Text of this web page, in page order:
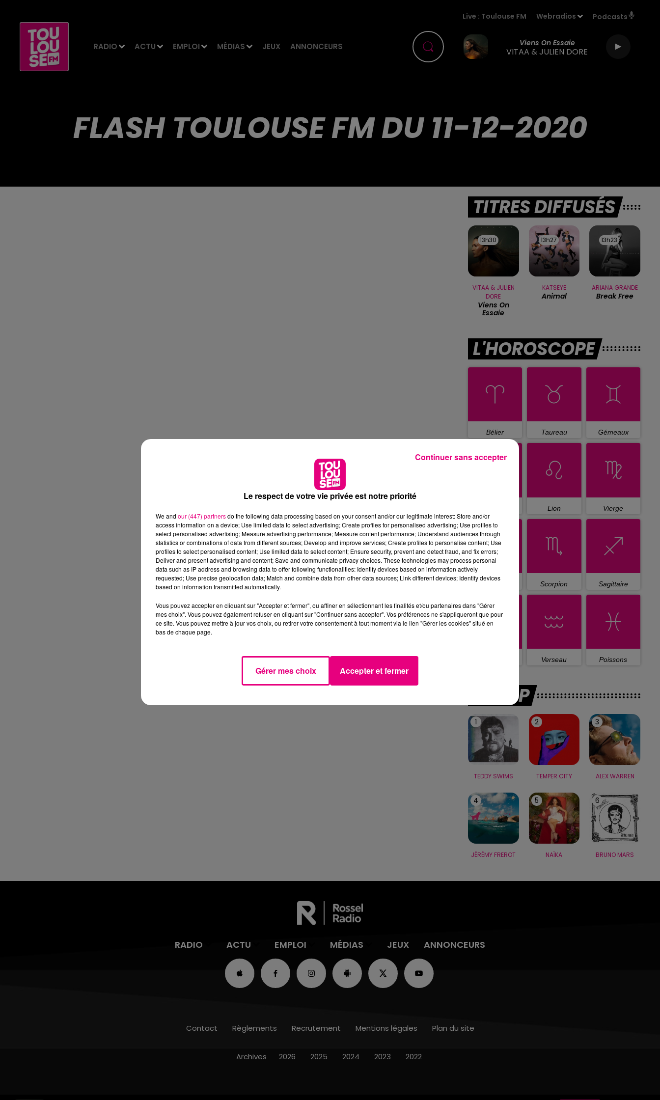
RADIO ACTU EMPLOI MÉDIAS JEUX ANNONCEURS
Live : Toulouse FM Webradios Podcasts
Viens On Essaie
VITAA & JULIEN DORE
FLASH TOULOUSE FM DU 11-12-2020
TITRES DIFFUSÉS
13h30
13h30
VITAA & JULIEN
DORE
Viens On
Essaie
13h27
13h27
KATSEYE
Animal
13h23
13h23
ARIANA GRANDE
Break Free
L'HOROSCOPE
Bélier Taureau Gémeaux
Lion Vierge
Scorpion Sagittaire
Verseau Poissons
LE TOP
1
TEDDY SWIMS
2
TEMPER CITY
3
ALEX WARREN
4
JÉRÉMY FREROT
5
NAÏKA
6
BRUNO MARS
RADIO ACTU EMPLOI MÉDIAS JEUX ANNONCEURS
Contact Règlements Recrutement Mentions légales Plan du site
Archives 2026 2025 2024 2023 2022
Le respect de votre vie privée est notre priorité
We and our (447) partnersdo the following data processing based on your consent and/or our legitimate interest: Store and/or
access information on a device; Use limited data to select advertising; Create profiles for personalised advertising; Use profiles to
select personalised advertising; Measure advertising performance; Measure content performance; Understand audiences through
statistics or combinations of data from different sources; Develop and improve services; Create profiles to personalise content; Use
profiles to select personalised content; Use limited data to select content; Ensure security, prevent and detect fraud, and fix errors;
Deliver and present advertising and content; Save and communicate privacy choices. These technologies may process personal
data such as IP address and browsing data to offer following functionalities: Identify devices based on information actively
requested; Use precise geolocation data; Match and combine data from other data sources; Link different devices; Identify devices
based on information transmitted automatically.
Vous pouvez accepter en cliquant sur "Accepter et fermer", ou affiner en sélectionnant les finalités et/ou partenaires dans "Gérer
mes choix". Vous pouvez également refuser en cliquant sur "Continuer sans accepter". Vos préférences ne s'appliqueront que pour
ce site. Vous pouvez mettre à jour vos choix, ou retirer votre consentement à tout moment via le lien "Gérer les cookies" situé en
bas de chaque page.
Gérer mes choix Accepter et fermer
Continuer sans accepter